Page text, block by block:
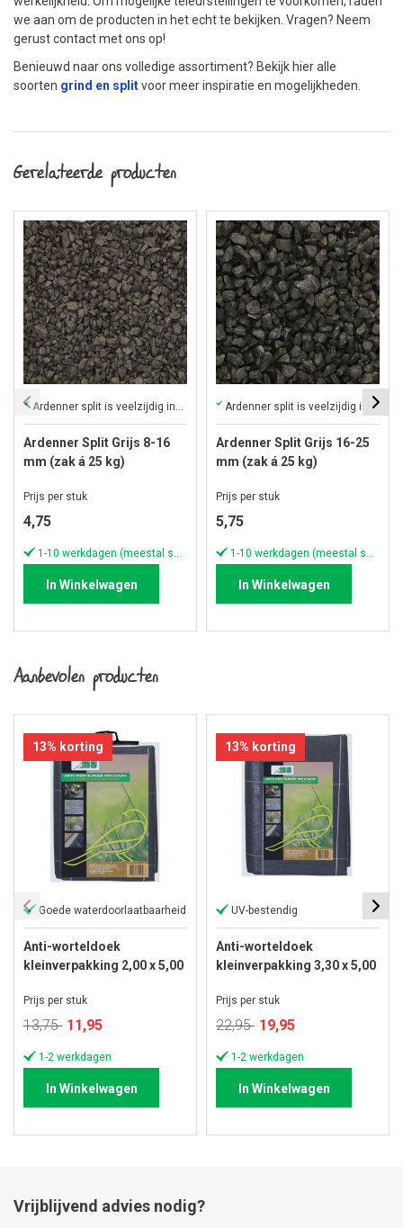
we aan om de producten in het echt te bekijken. Vragen? Neem
gerust contact met ons op!
Benieuwd naar ons volledige assortiment? Bekijk hier alle
soorten grind en splitvoor meer inspiratie en mogelijkheden.
Gerelateerde producten
Ardenner split is veelzijdig inzetbaar voor verschillende doeleinden
Ardenner Split Grijs 8-16
mm (zak á 25 kg)
Prijs per stuk
4,75
In Winkelwagen
Ardenner split is veelzijdig inzetbaar voor verschillende doeleinden
Ardenner Split Grijs 16-25
mm (zak á 25 kg)
Prijs per stuk
5,75
In Winkelwagen
Aanbevolen producten
13% korting
Goede waterdoorlaatbaarheid
Anti-worteldoek
kleinverpakking 2,00 x 5,00
Prijs per stuk
13,75 Speciale
11,95
1-2 werkdagen
In Winkelwagen
13% korting
UV-bestendig
Anti-worteldoek
kleinverpakking 3,30 x 5,00
Prijs per stuk
22,95 Speciale
19,95
1-2 werkdagen
In Winkelwagen
Vrijblijvend advies nodig?